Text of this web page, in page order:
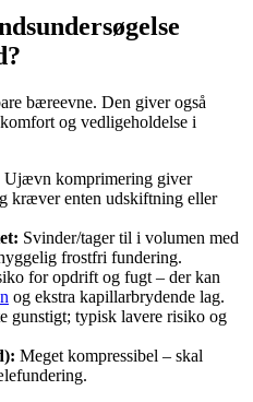
bæreevne. Den giver også
og vedligeholdelse i
Ujævn komprimering giver
kræver enten udskiftning eller
Svinder/tager til i volumen med
frostfri fundering.
for opdrift og fugt – der kan
og ekstra kapillarbrydende lag.
gunstigt; typisk lavere risiko og
Meget kompressibel – skal